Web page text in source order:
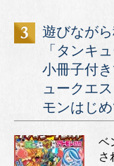
遊びなが
「タンキ
小冊子付
ュークエ
モンはじ
ベ
さ